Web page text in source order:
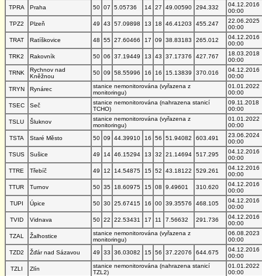
TPRA
Praha 50 07 5.05736 14 27 49.00590 294.332
04.12.2016
00:00
TPZ2
Plzeň 49 43 57.09898 13 18 46.41203 455.247
22.06.2025
00:00
TRAT
Ratíškovice 48 55 27.60466 17 09 38.83183 265.012
04.12.2016
00:00
TRK2
Rakovník 50 06 37.19449 13 43 37.17376 427.767
18.03.2018
00:00
TRNK
Rychnov nad
Kněžnou
50 09 58.55996 16 16 15.13839 370.016
04.12.2016
00:00
TRYN
Rynárec
stanice nemonitorována (vyřazena z
monitoringu)
01.01.2022
00:00
TSEC
Seč
stanice nemonitorována (nahrazena stanicí
TCHO)
09.11.2018
00:00
TSLU
Šluknov
stanice nemonitorována (vyřazena z
monitoringu)
01.01.2022
00:00
TSTA
Staré Město 50 09 44.39910 16 56 51.94082 603.491
23.06.2024
00:00
TSUS
Sušice 49 14 46.15294 13 32 21.14694 517.295
04.12.2016
00:00
TTRE
Třebíč 49 12 14.54875 15 52 43.18122 529.261
04.12.2016
00:00
TTUR
Turnov 50 35 18.60975 15 08 9.49601 310.620
04.12.2016
00:00
TUPI
Úpice 50 30 25.67415 16 00 39.35576 468.105
04.12.2016
00:00
TVID
Vidnava 50 22 22.53431 17 11 7.56632 291.736
04.12.2016
00:00
TZAL
Žalhostice
stanice nemonitorována (vyřazena z
monitoringu)
06.08.2023
00:00
TZD2
Žďár nad Sázavou 49 33 36.03082 15 56 37.22076 644.675
04.12.2016
00:00
TZLI
Zlín
stanice nemonitorována (nahrazena stanicí
TZL2)
01.01.2022
00:00